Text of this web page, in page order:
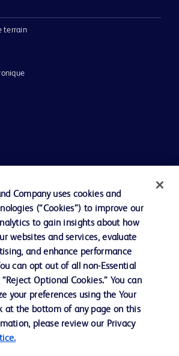
terrain
de cookies
Company uses cookies and
(“Cookies”) to improve our
to gain insights about how
websites and services, evaluate
and enhance performance
can opt out of all non-Essential
Optional Cookies.” You can
your preferences using the Your
at the bottom of any page on this
please review our Privacy